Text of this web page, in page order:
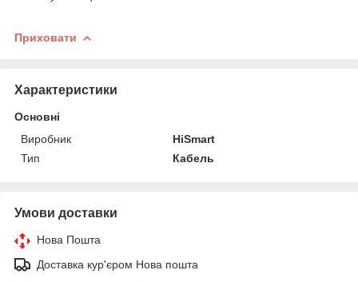
Приховати
Характеристики
Основні
Виробник
HiSmart
Тип
Кабель
Умови доставки
Нова Пошта
Доставка кур'єром Нова пошта